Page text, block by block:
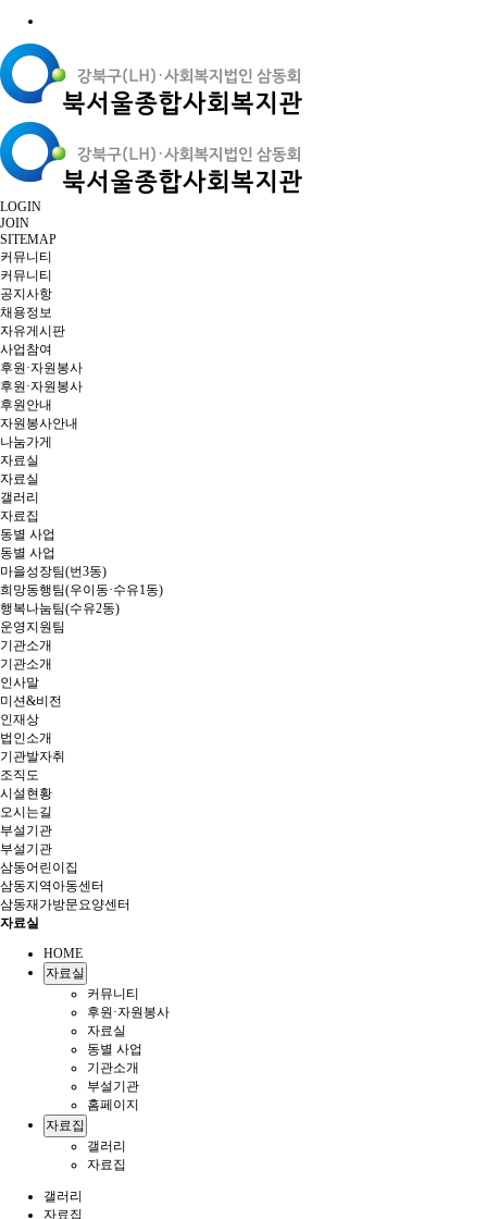
LOGIN
JOIN
SITEMAP
커뮤니티
커뮤니티
공지사항
채용정보
자유게시판
사업참여
후원·자원봉사
후원·자원봉사
후원안내
자원봉사안내
나눔가게
자료실
자료실
갤러리
자료집
동별 사업
동별 사업
마을성장팀(번3동)
희망동행팀(우이동·수유1동)
행복나눔팀(수유2동)
운영지원팀
기관소개
기관소개
인사말
미션&비전
인재상
법인소개
기관발자취
조직도
시설현황
오시는길
부설기관
부설기관
삼동어린이집
삼동지역아동센터
삼동재가방문요양센터
자료실
HOME
자료실
커뮤니티
후원·자원봉사
자료실
동별 사업
기관소개
부설기관
홈페이지
자료집
갤러리
자료집
갤러리
자료집